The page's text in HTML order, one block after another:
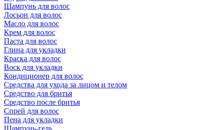
Шампунь для волос
Лосьон для волос
Масло для волос
Крем для волос
Паста для волос
Глина для укладки
Краска для волос
Воск для укладки
Кондиционер для волос
Средства для ухода за лицом и телом
Средство для бритья
Средство после бритья
Спрей для волос
Пена для укладки
Шампунь-гель